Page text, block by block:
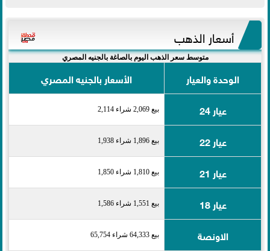
أسعار الذهب
متوسط سعر الذهب اليوم بالصاغة بالجنيه المصري
الوحدة والعيار
الأسعار بالجنيه المصري
عيار 24
بيع 2,069 شراء 2,114
عيار 22 بيع 1,896 شراء 1,938
عيار 21 بيع 1,810 شراء 1,850
عيار 18 بيع 1,551 شراء 1,586
الاونصة بيع 64,333 شراء 65,754